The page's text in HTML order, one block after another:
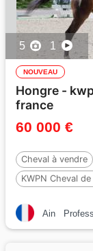
5 1
NOUVEAU
Hongre -
france
60 000 €
Cheval à vendre
KWPN Cheval
Ain